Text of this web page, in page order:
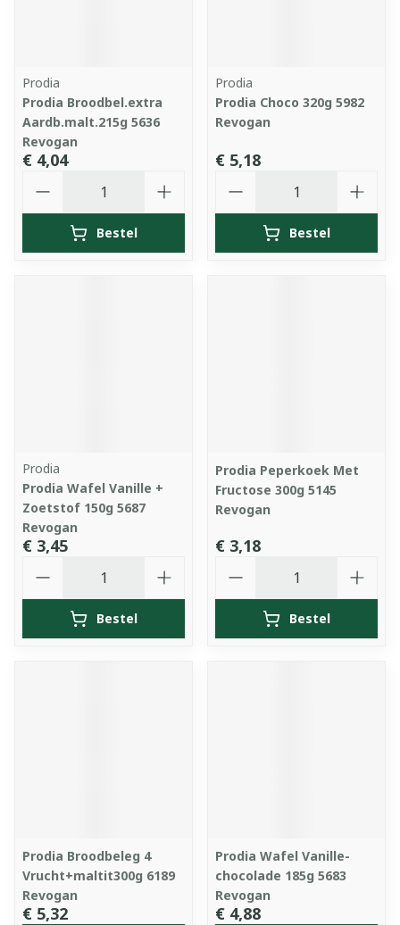
Prodia
Prodia Broodbel.extra
Aardb.malt.215g 5636
Revogan
€ 4,04
Bestel
Prodia
Prodia Choco 320g 5982
Revogan
€ 5,18
Bestel
Prodia
Prodia Wafel Vanille +
Zoetstof 150g 5687
Revogan
€ 3,45
Bestel
Prodia Peperkoek Met
Fructose 300g 5145
Revogan
€ 3,18
Bestel
Prodia Broodbeleg 4
Vrucht+maltit300g 6189
Revogan
€ 5,32
Prodia Wafel Vanille-
chocolade 185g 5683
Revogan
€ 4,88